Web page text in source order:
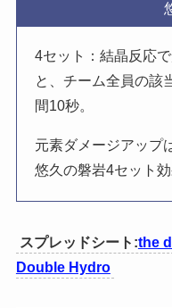
4セット：結晶反応
と、チーム全員の該
間10秒。
元素ダメージアップ
悠久の磐岩4セット
スプレッドシート:the
Double Hydro